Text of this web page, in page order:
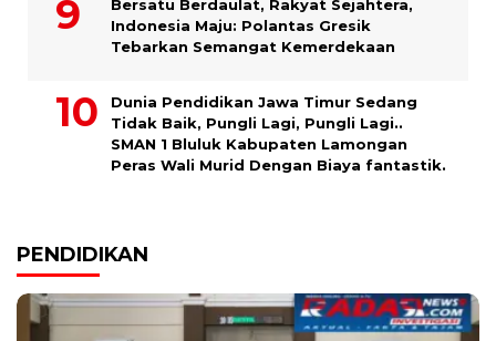
Bersatu Berdaulat, Rakyat Sejahtera,
Indonesia Maju: Polantas Gresik
Tebarkan Semangat Kemerdekaan
Dunia Pendidikan Jawa Timur Sedang
Tidak Baik, Pungli Lagi, Pungli Lagi..
SMAN 1 Bluluk Kabupaten Lamongan
Peras Wali Murid Dengan Biaya fantastik.
PENDIDIKAN